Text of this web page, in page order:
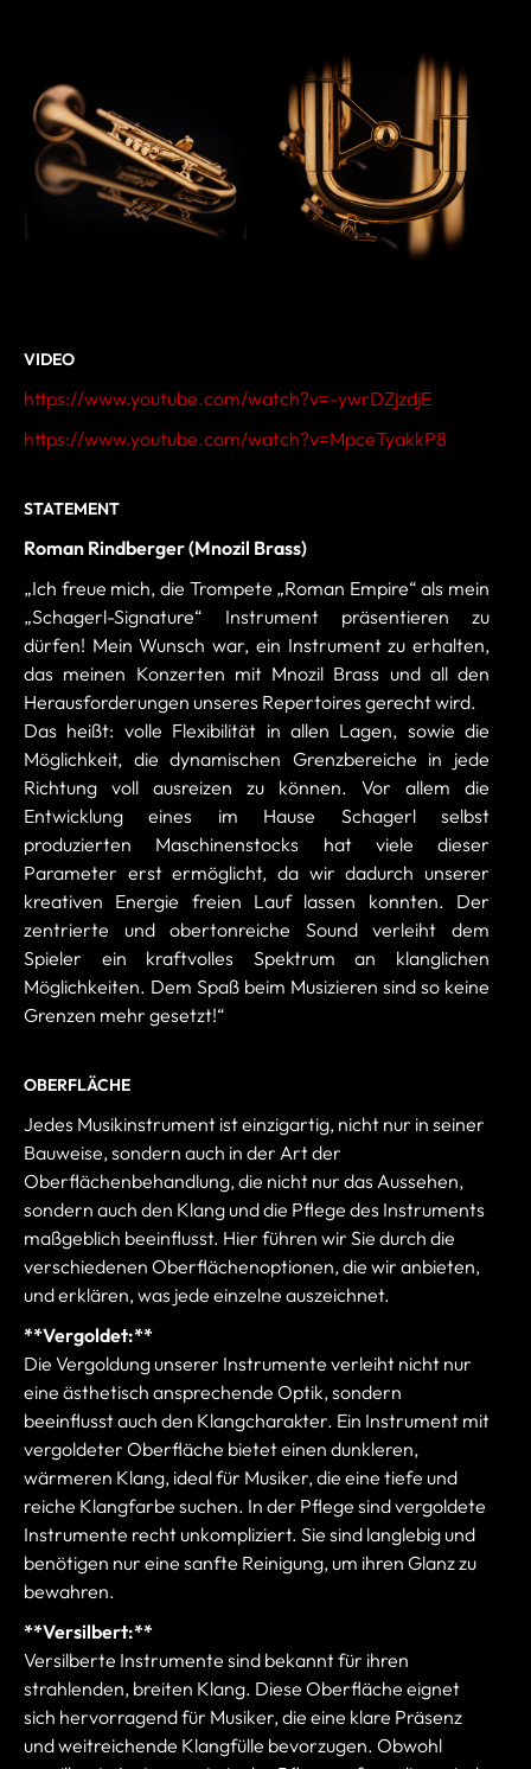
VIDEO
https://www.youtube.com/watch?v=-ywrDZjzdjE
https://www.youtube.com/watch?v=MpceTyakkP8
STATEMENT
Roman Rindberger (Mnozil Brass)
„Ich freue mich, die Trompete „Roman Empire“ als mein
„Schagerl-Signature“ Instrument präsentieren zu
dürfen! Mein Wunsch war, ein Instrument zu erhalten,
das meinen Konzerten mit Mnozil Brass und all den
Herausforderungen unseres Repertoires gerecht wird.
Das heißt: volle Flexibilität in allen Lagen, sowie die
Möglichkeit, die dynamischen Grenzbereiche in jede
Richtung voll ausreizen zu können. Vor allem die
Entwicklung eines im Hause Schagerl selbst
produzierten Maschinenstocks hat viele dieser
Parameter erst ermöglicht, da wir dadurch unserer
kreativen Energie freien Lauf lassen konnten. Der
zentrierte und obertonreiche Sound verleiht dem
Spieler ein kraftvolles Spektrum an klanglichen
Möglichkeiten. Dem Spaß beim Musizieren sind so keine
Grenzen mehr gesetzt!“
OBERFLÄCHE
Jedes Musikinstrument ist einzigartig, nicht nur in seiner
Bauweise, sondern auch in der Art der
Oberflächenbehandlung, die nicht nur das Aussehen,
sondern auch den Klang und die Pflege des Instruments
maßgeblich beeinflusst. Hier führen wir Sie durch die
verschiedenen Oberflächenoptionen, die wir anbieten,
und erklären, was jede einzelne auszeichnet.
**Vergoldet:**
Die Vergoldung unserer Instrumente verleiht nicht nur
eine ästhetisch ansprechende Optik, sondern
beeinflusst auch den Klangcharakter. Ein Instrument mit
vergoldeter Oberfläche bietet einen dunkleren,
wärmeren Klang, ideal für Musiker, die eine tiefe und
reiche Klangfarbe suchen. In der Pflege sind vergoldete
Instrumente recht unkompliziert. Sie sind langlebig und
benötigen nur eine sanfte Reinigung, um ihren Glanz zu
bewahren.
**Versilbert:**
Versilberte Instrumente sind bekannt für ihren
strahlenden, breiten Klang. Diese Oberfläche eignet
sich hervorragend für Musiker, die eine klare Präsenz
und weitreichende Klangfülle bevorzugen. Obwohl